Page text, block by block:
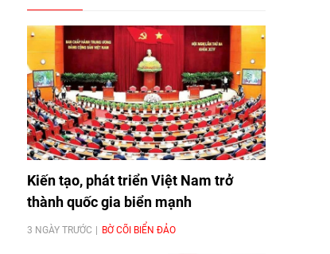
Kiến tạo, phát triển Việt Nam trở
thành quốc gia biển mạnh
3 NGÀY TRƯỚC BỜ CÕI BIỂN ĐẢO